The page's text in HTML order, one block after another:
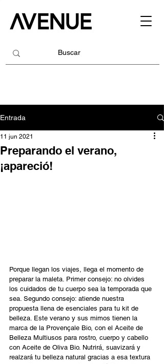
Entrada
Preparando el verano,
¡apareció!
11 jun 2021
Porque llegan los viajes, llega el momento de
preparar la maleta. Primer consejo: no olvides
los cuidados de tu cuerpo sea la temporada que
sea. Segundo consejo: atiende nuestra
propuesta llena de esenciales para tu kit de
belleza. Este verano y sus mimos tienen la
marca de la Provençale Bio, con el Aceite de
Belleza Multiusos para rostro, cuerpo y cabello
con Aceite de Oliva Bio. Nutrirá, suavizará y
realzará tu belleza natural gracias a esa textura